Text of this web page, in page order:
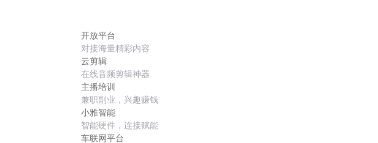
开放平台
对接海量精彩内容
云剪辑
在线音频剪辑神器
主播培训
兼职副业，兴趣赚钱
小雅智能
智能硬件，连接赋能
车联网平台